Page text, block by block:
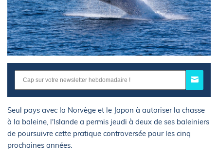
Seul pays avec la Norvège et le Japon à autoriser la chasse
à la baleine, l'Islande a permis jeudi à deux de ses baleiniers
de poursuivre cette pratique controversée pour les cinq
prochaines années.